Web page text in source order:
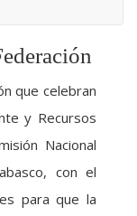
que celebran
y Recursos
Nacional
con el
para que la